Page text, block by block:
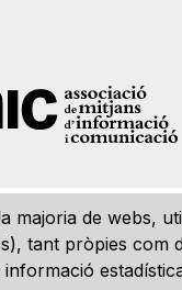
majoria de webs,
tant pròpies com
Imatge Gràfica Avís